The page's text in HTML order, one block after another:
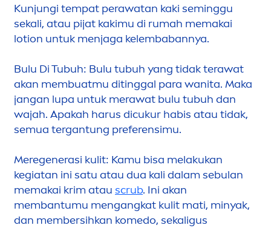
Kunjungi tempat perawatan kaki seminggu
sekali, atau pijat kakimu di rumah memakai
lotion untuk menjaga kelembabannya.
Bulu Di Tubuh: Bulu tubuh yang tidak terawat
akan membuatmu ditinggal para wanita. Maka
jangan lupa untuk merawat bulu tubuh dan
wajah. Apakah harus dicukur habis atau tidak,
semua tergantung preferensimu.
Meregenerasi kulit: Kamu bisa melakukan
kegiatan ini satu atau dua kali dalam sebulan
memakai krim atau scrub. Ini akan
membantumu mengangkat kulit mati, minyak,
dan membersihkan komedo, sekaligus